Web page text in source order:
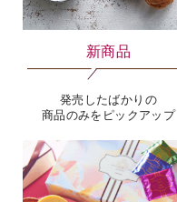
新商品
発売したばかりの
商品のみをピックアップ